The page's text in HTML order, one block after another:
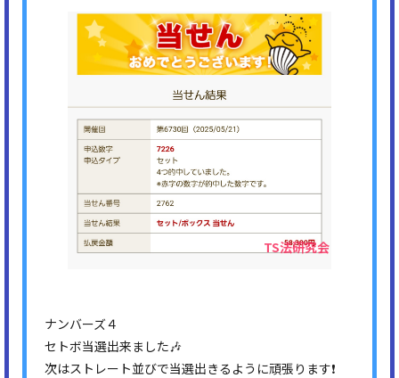
ナンバーズ４
セトボ当選出来ました🎶
次はストレート並びで当選出きるように頑張ります❗